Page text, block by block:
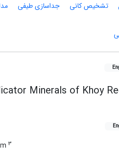
تشخیص کانی جداسازی طیفی
Minerals of Khoy
3